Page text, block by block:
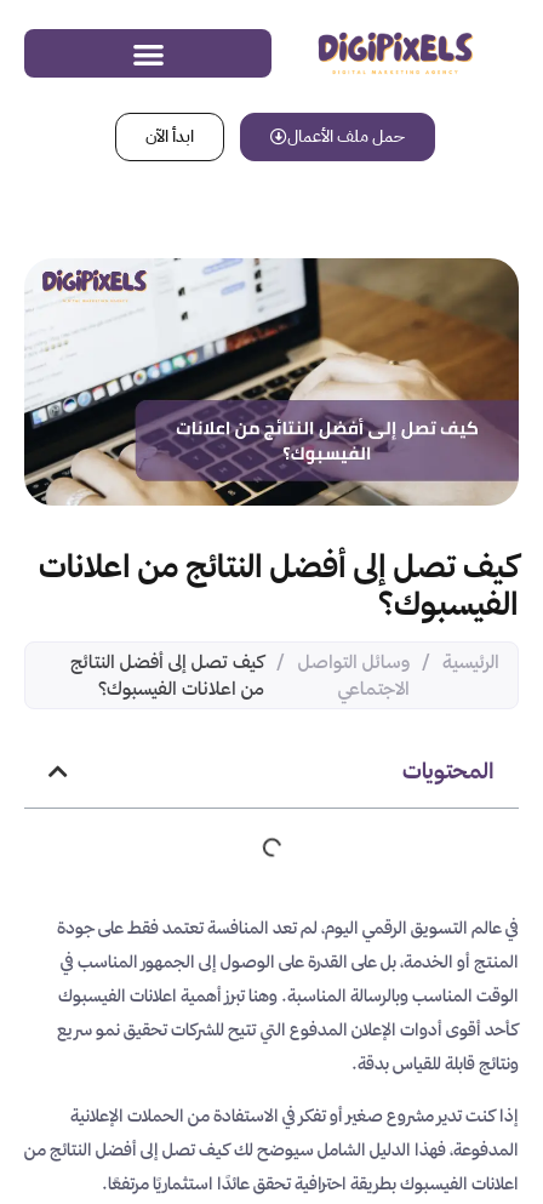
حمل ملف الأعمال ابدأ الآن
كيف تصل إلى أفضل النتائج من اعلانات
الفيسبوك؟
الرئيسية / وسائل التواصل
الاجتماعي
/
كيف تصل إلى أفضل النتائج
من اعلانات الفيسبوك؟
المحتويات
في عالم التسويق الرقمي اليوم، لم تعد المنافسة تعتمد فقط على جودة
المنتج أو الخدمة، بل على القدرة على الوصول إلى الجمهور المناسب في
الوقت المناسب وبالرسالة المناسبة. وهنا تبرز أهمية اعلانات الفيسبوك
كأحد أقوى أدوات الإعلان المدفوع التي تتيح للشركات تحقيق نمو سريع
ونتائج قابلة للقياس بدقة.
إذا كنت تدير مشروع صغير أو تفكر في الاستفادة من الحملات الإعلانية
المدفوعة، فهذا الدليل الشامل سيوضح لك كيف تصل إلى أفضل النتائج من
اعلانات الفيسبوك بطريقة احترافية تحقق عائدًا استثماريًا مرتفعًا.